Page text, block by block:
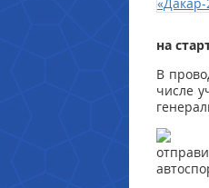
на
В
числе